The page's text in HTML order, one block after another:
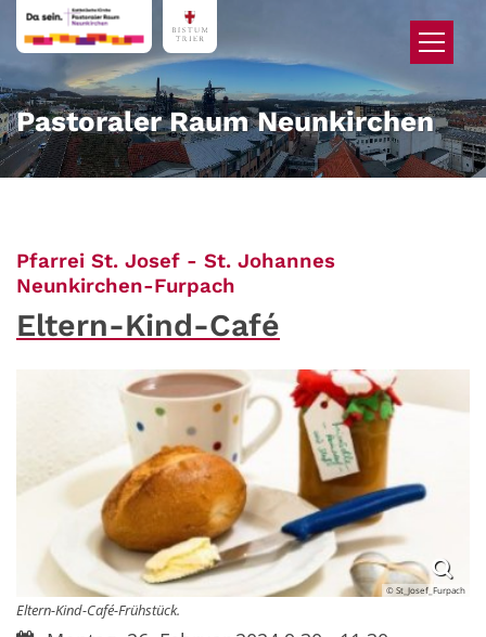
Zum Inhalt springen
Pastoraler Raum Neunkirchen
Pfarrei St. Josef - St. Johannes
Neunkirchen-Furpach
Eltern-Kind-Café
© St_Josef_Furpach
Eltern-Kind-Café-Frühstück.